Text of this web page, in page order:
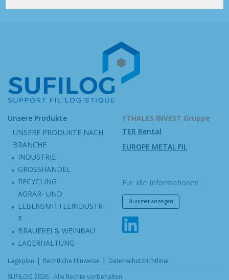
Unsere Produkte
UNSERE PRODUKTE NACH
BRANCHE
INDUSTRIE
GROSSHANDEL
RECYCLING
AGRAR- UND
LEBENSMITTELINDUSTRI
E
BRAUEREI & WEINBAU
LAGERHALTUNG
YTHALES INVEST Gruppe
TER Rental
EUROPE METAL FIL
Für alle Informationen :
Nummer anzeigen
Lageplan | Rechtliche Hinweise | Datenschutzrichtlinie
SUFILOG 2026 - Alle Rechte vorbehalten